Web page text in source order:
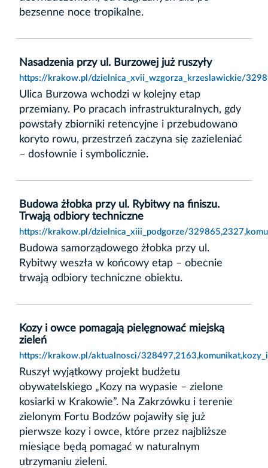
bezsenne noce tropikalne.
Nasadzenia przy ul. Burzowej już ruszyły
https://krakow.pl/dzielnica_xvii_wzgorza_krzeslawickie/
Ulica Burzowa wchodzi w kolejny etap
przemiany. Po pracach infrastrukturalnych, gdy
powstały zbiorniki retencyjne i przebudowano
koryto rowu, przestrzeń zaczyna się zazieleniać
– dosłownie i symbolicznie.
Budowa żłobka przy ul. Rybitwy na finiszu.
Trwają odbiory techniczne
https://krakow.pl/dzielnica_xiii_podgorze/
Budowa samorządowego żłobka przy ul.
Rybitwy weszła w końcowy etap – obecnie
trwają odbiory techniczne obiektu.
Kozy i owce pomagają pielęgnować miejską
zieleń
https://krakow.pl/aktualnosci/
Ruszył wyjątkowy projekt budżetu
obywatelskiego „Kozy na wypasie – zielone
kosiarki w Krakowie”. Na Zakrzówku i terenie
zielonym Fortu Bodzów pojawiły się już
pierwsze kozy i owce, które przez najbliższe
miesiące będą pomagać w naturalnym
utrzymaniu zieleni.